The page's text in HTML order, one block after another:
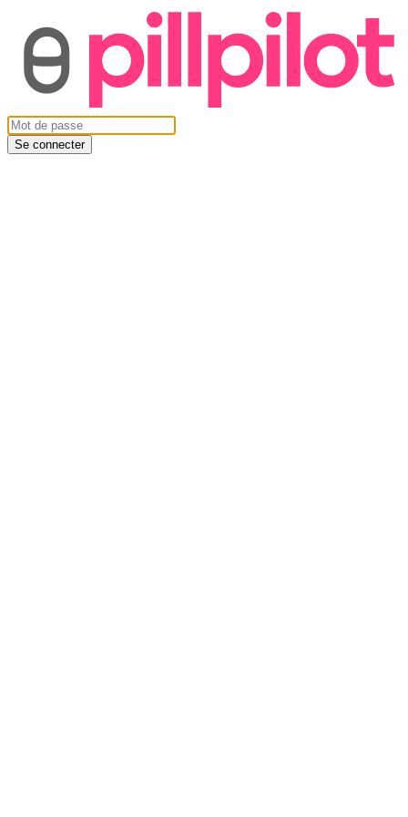
Se connecter